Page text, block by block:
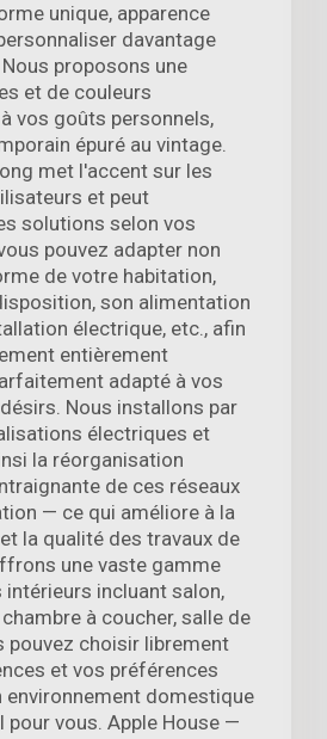
unique, apparence
davantage
proposons une
et de couleurs
vos goûts personnels,
épuré au vintage.
met l'accent sur les
et peut
solutions selon vos
pouvez adapter non
de votre habitation,
son alimentation
électrique, etc., afin
entièrement
adapté à vos
Nous installons par
électriques et
la réorganisation
de ces réseaux
— ce qui améliore à la
la qualité des travaux de
une vaste gamme
intérieurs incluant salon,
à coucher, salle de
pouvez choisir librement
et vos préférences
environnement domestique
pour vous. Apple House —